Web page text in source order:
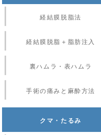
経結膜脱脂法
経結膜脱脂＋脂肪注入
裏ハムラ・表ハムラ
手術の痛みと麻酔方法
クマ・たるみ